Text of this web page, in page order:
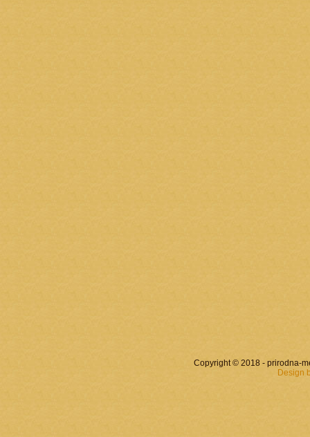
Copyright © 2018 - prirodna-
Design